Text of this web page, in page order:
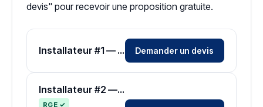
devis" pour recevoir une proposition gratuite.
Installateur #1 — Zone Seine-et-Marne Demander un devis
Installateur #2 — Zone Seine-et-Marne
RGE ✓